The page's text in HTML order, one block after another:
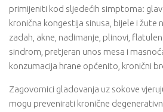
primijeniti kod sljedećih simptoma:
kronična kongestija sinusa, bijele i žute
zadah, akne, nadimanje, plinovi,
sindrom, pretjeran unos mesa i
konzumacija hrane općenito, kronični
Zagovornici gladovanja uz sokove
mogu prevenirati kronične